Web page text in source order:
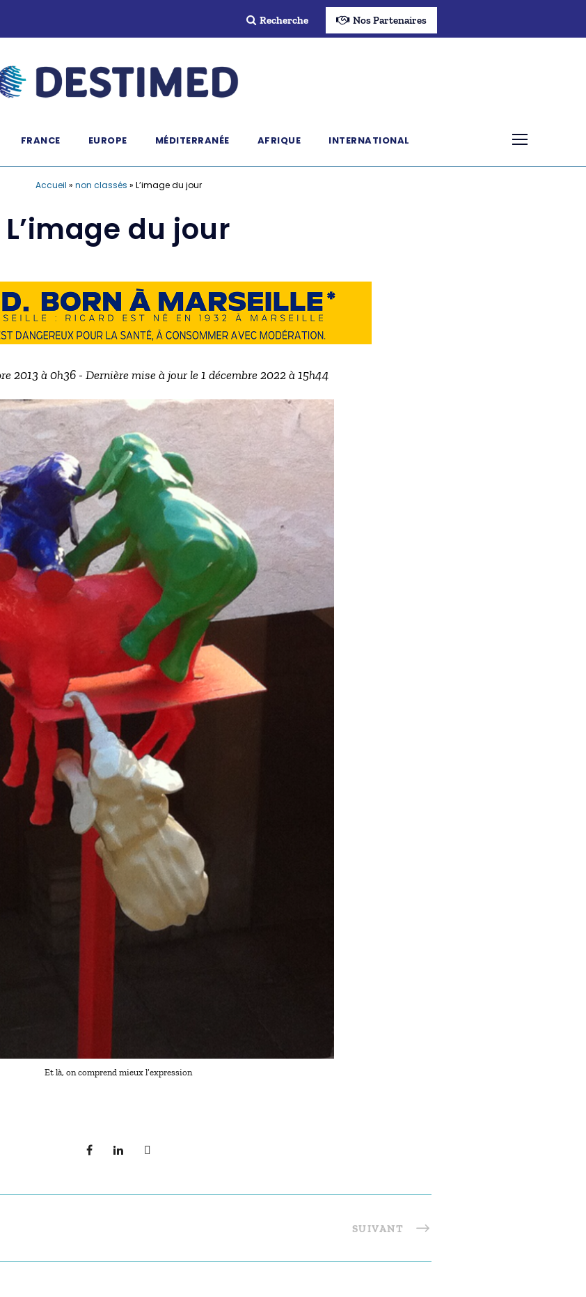
Recherche Nos Partenaires
FRANCE EUROPE MÉDITERRANÉE AFRIQUE INTERNATIONAL
Accueil » non classés » L’image du jour
L’image du jour
2013 à 0h36 - Dernière mise à jour le 1 décembre 2022 à 15h44
Et là, on comprend mieux l’expression
SUIVANT